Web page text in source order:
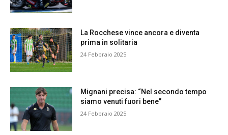
La Rocchese vince ancora e diventa
prima in solitaria
24 Febbraio 2025
Mignani precisa: “Nel secondo tempo
siamo venuti fuori bene”
24 Febbraio 2025